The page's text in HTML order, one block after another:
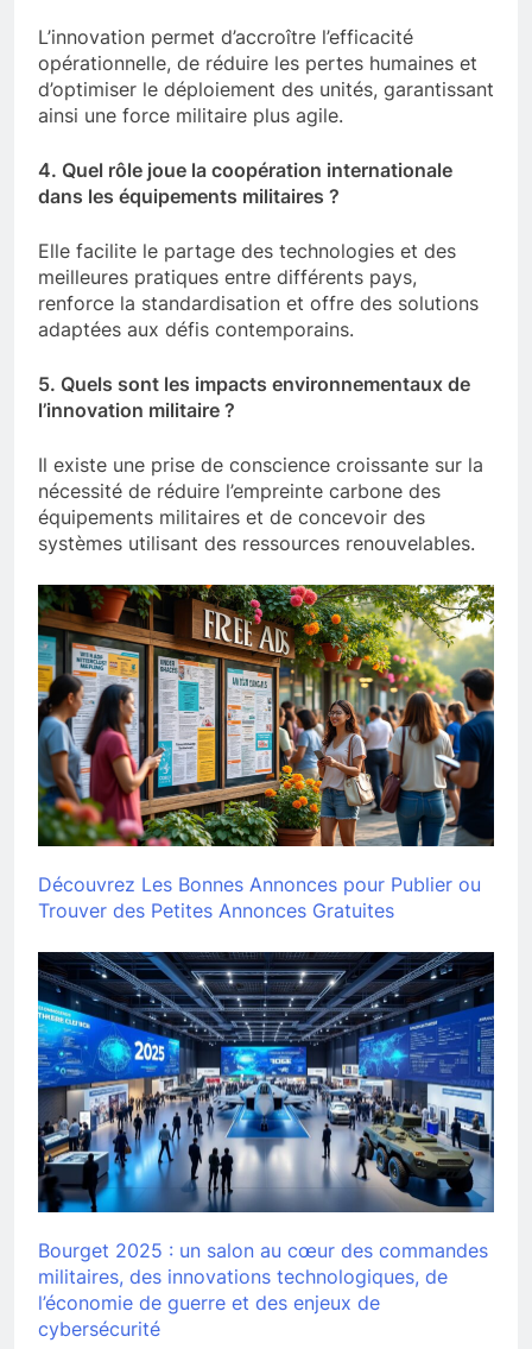
L’innovation permet d’accroître l’efficacité
opérationnelle, de réduire les pertes humaines et
d’optimiser le déploiement des unités, garantissant
4. Quel rôle joue la coopération internationale
Elle facilite le partage des technologies et des
meilleures pratiques entre différents pays,
renforce la standardisation et offre des solutions
5. Quels sont les impacts environnementaux de
Il existe une prise de conscience croissante sur la
nécessité de réduire l’empreinte carbone des
équipements militaires et de concevoir des
Découvrez Les Bonnes Annonces pour Publier ou
Bourget 2025 : un salon au cœur des commandes
militaires, des innovations technologiques, de
l’économie de guerre et des enjeux de